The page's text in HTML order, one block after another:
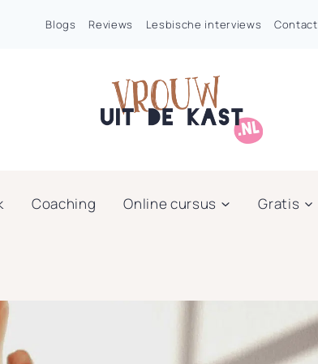
Blogs Reviews Lesbische interviews Contact
Coaching Online cursus Gratis